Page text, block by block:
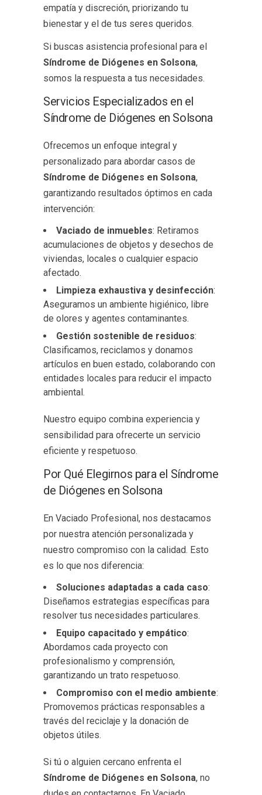
empatía y discreción, priorizando tu
bienestar y el de tus seres queridos.
Si buscas asistencia profesional para el
Síndrome de Diógenes en Solsona,
somos la respuesta a tus necesidades.
Servicios Especializados en el
Síndrome de Diógenes en Solsona
Ofrecemos un enfoque integral y
personalizado para abordar casos de
Síndrome de Diógenes en Solsona,
garantizando resultados óptimos en cada
intervención:
Vaciado de inmuebles: Retiramos
acumulaciones de objetos y desechos de
viviendas, locales o cualquier espacio
afectado.
Limpieza exhaustiva y desinfección:
Aseguramos un ambiente higiénico, libre
de olores y agentes contaminantes.
Gestión sostenible de residuos:
Clasificamos, reciclamos y donamos
artículos en buen estado, colaborando con
entidades locales para reducir el impacto
ambiental.
Nuestro equipo combina experiencia y
sensibilidad para ofrecerte un servicio
eficiente y respetuoso.
Por Qué Elegirnos para el Síndrome
de Diógenes en Solsona
En Vaciado Profesional, nos destacamos
por nuestra atención personalizada y
nuestro compromiso con la calidad. Esto
es lo que nos diferencia:
Soluciones adaptadas a cada caso:
Diseñamos estrategias específicas para
resolver tus necesidades particulares.
Equipo capacitado y empático:
Abordamos cada proyecto con
profesionalismo y comprensión,
garantizando un trato respetuoso.
Compromiso con el medio ambiente:
Promovemos prácticas responsables a
través del reciclaje y la donación de
objetos útiles.
Si tú o alguien cercano enfrenta el
Síndrome de Diógenes en Solsona, no